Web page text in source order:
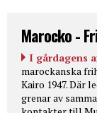
Marocko -
I gårdagens
marockanska
Kairo 1947. Där
grenar av